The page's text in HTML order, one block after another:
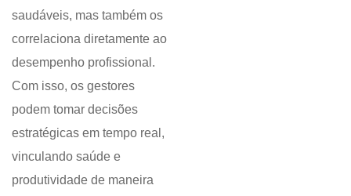
saudáveis, mas também os
correlaciona diretamente ao
desempenho profissional.
Com isso, os gestores
podem tomar decisões
estratégicas em tempo real,
vinculando saúde e
produtividade de maneira